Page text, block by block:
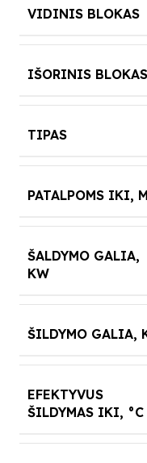
VIDINIS BLOKAS
IŠORINIS BLOKAS
TIPAS
PATALPOMS IKI,
ŠALDYMO GALIA,
KW
ŠILDYMO GALIA,
EFEKTYVUS
ŠILDYMAS IKI, °C